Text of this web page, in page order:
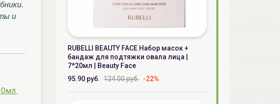
и
RUBELLI BEAUTY FACE Набор масок +
бандаж для подтяжки овала лица |
7*20мл | Beauty Face
95.90 руб. 124.00 руб. -22%